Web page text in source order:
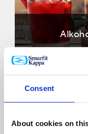
Consent
About cookies on